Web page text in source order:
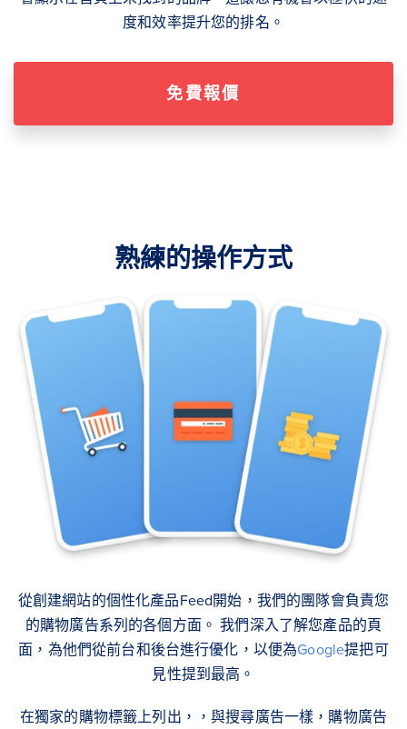
度和效率提升您的排名。
免費報價
熟練的操作方式
從創建網站的個性化產品Feed開始，我們的團隊會負責您
的購物廣告系列的各個方面。 我們深入了解您產品的頁
面，為他們從前台和後台進行優化，以便為Google提把可
見性提到最高。
在獨家的購物標籤上列出，，與搜尋廣告一樣，購物廣告